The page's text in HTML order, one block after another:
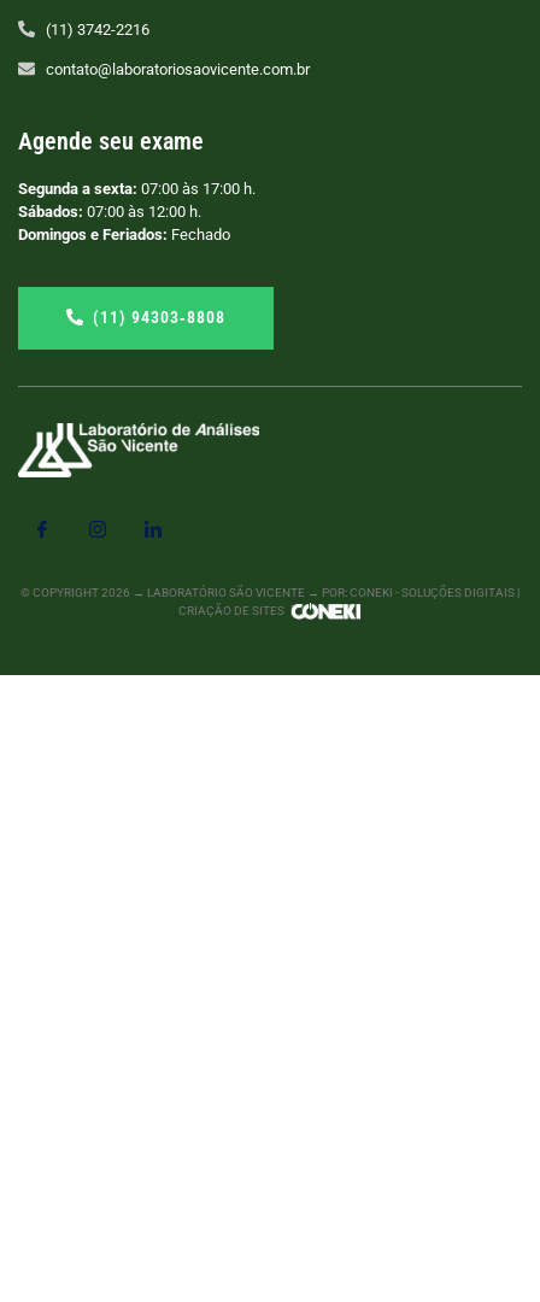
(11) 3742-2216
contato@laboratoriosaovicente.com.br
Agende seu exame
Segunda a sexta: 07:00 às 17:00 h.
Sábados: 07:00 às 12:00 h.
Domingos e Feriados: Fechado
(11) 94303‑8808
© COPYRIGHT2026 → LABORATÓRIO SÃO VICENTE → POR: CONEKI - SOLUÇÕES DIGITAIS |
CRIAÇÃO DE SITES